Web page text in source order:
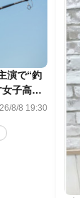
演で“釣
子高生
秋公開
8/8 19:30